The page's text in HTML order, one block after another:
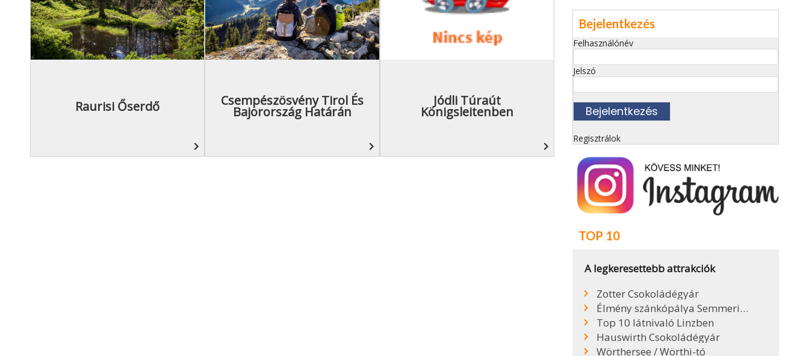
Raurisi Őserdő
navigate_next
Csempészösvény Tirol És
Bajorország Határán
navigate_next
Jódli Túraút
Königsleitenben
navigate_next
Bejelentkezés
Felhasználónév
Jelszó
Regisztrálok
TOP 10
A legkeresettebb attrakciók
Zotter Csokoládégyár
Élmény szánkópálya Semmeringen
Top 10 látnivaló Linzben
Hauswirth Csokoládégyár
Wörthersee / Wörthi-tó